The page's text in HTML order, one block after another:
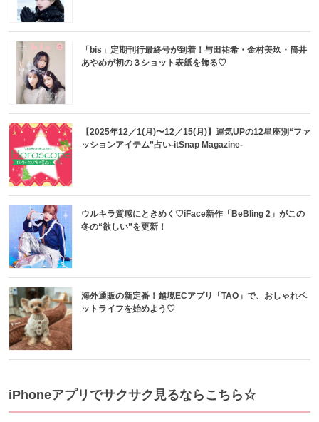
「bis」定期刊行最終号が到着！与田祐希・金村美玖・筒井
あやめが初の３ショット表紙を飾る♡
【2025年12／1(月)〜12／15(月)】運気UPの12星座別“ファ
ッションアイテム”占い-itSnap Magazine-
ウルキラ質感にときめく♡iFace新作「BeBling 2」がこの
冬の“欲しい”を更新！
海外通販の新定番！越境ECアプリ「TAO」で、おしゃれペ
ットライフを始めよう♡
iPhoneアプリでサクサク見るならこちら☆